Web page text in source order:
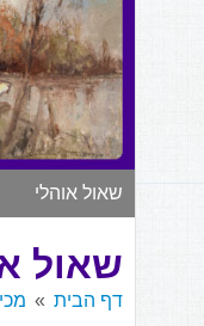
שאול אוהלי
שאול
דף הבית